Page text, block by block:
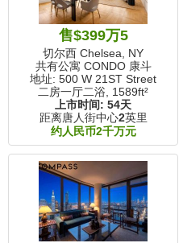
售$399万5
切尔西 Chelsea, NY
共有公寓 CONDO 康斗
地址: 500 W 21ST Street
二房一厅二浴, 1589ft²
上市时间: 54天
距离唐人街中心2英里
约人民币2千万元